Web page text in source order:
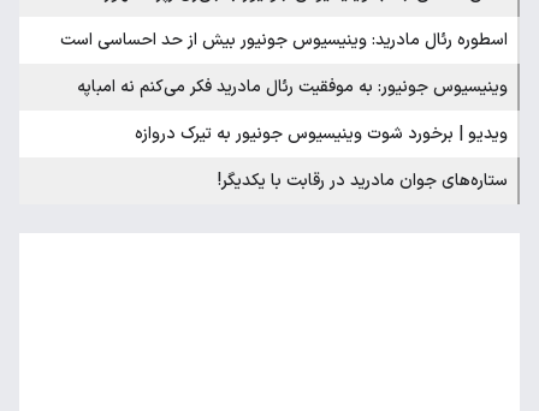
اسطوره رئال مادرید: وینیسیوس جونیور بیش از حد احساسی است
وینیسیوس جونیور: به موفقیت رئال مادرید فکر می‌کنم نه امباپه
ویدیو | برخورد شوت وینیسیوس جونیور به تیرک دروازه
ستاره‌های جوان مادرید در رقابت با یکدیگر!